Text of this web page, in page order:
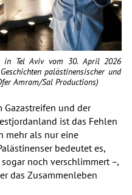
in Tel Aviv vom 30. April 2026
palästinensischer und
Amram/Sal Productions)
Gazastreifen und der
ist das Fehlen
mehr als nur eine
bedeutet es,
noch verschlimmert –,
das Zusammenleben